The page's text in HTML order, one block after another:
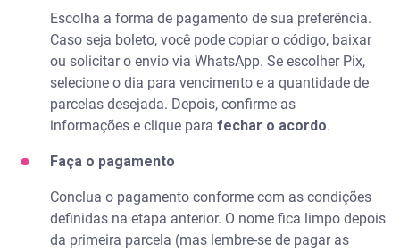
Escolha a forma de pagamento de sua preferência.
Caso seja boleto, você pode copiar o código, baixar
ou solicitar o envio via WhatsApp. Se escolher Pix,
selecione o dia para vencimento e a quantidade de
parcelas desejada. Depois, confirme as
informações e clique para fechar o acordo.
Faça o pagamento
Conclua o pagamento conforme com as condições
definidas na etapa anterior. O nome fica limpo depois
da primeira parcela (mas lembre-se de pagar as